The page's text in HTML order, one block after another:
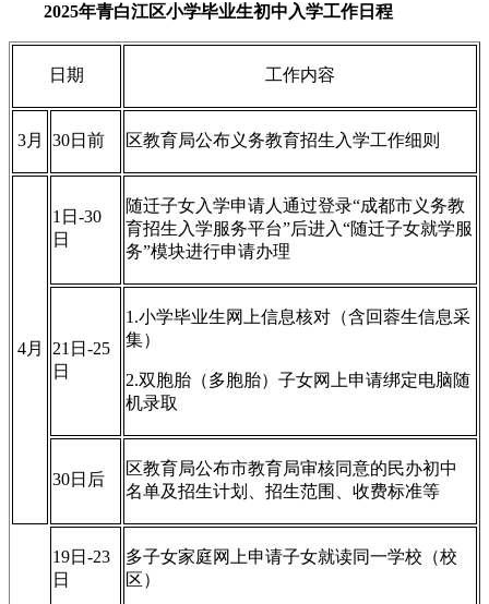
2025年青白江区小学毕业生初中入学工作日程
日期 工作内容
3月 30日前 区教育局公布义务教育招生入学工作细则
4月
1日-30
日
随迁子女入学申请人通过登录“成都市义务教
育招生入学服务平台”后进入“随迁子女就学服
务”模块进行申请办理
21日-25
日
1.小学毕业生网上信息核对（含回蓉生信息采
集）
2.双胞胎（多胞胎）子女网上申请绑定电脑随
机录取
30日后
区教育局公布市教育局审核同意的民办初中
名单及招生计划、招生范围、收费标准等
19日-23
日
多子女家庭网上申请子女就读同一学校（校
区）